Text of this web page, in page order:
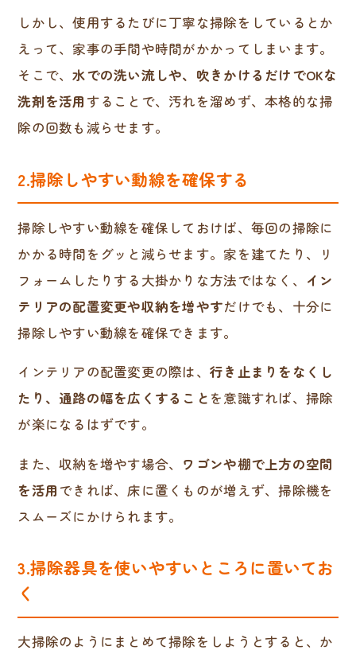
しかし、使用するたびに丁寧な掃除をしているとか
えって、家事の手間や時間がかかってしまいます。
そこで、水での洗い流しや、吹きかけるだけでOKな
洗剤を活用 することで、汚れを溜めず、本格的な掃
除の回数も減らせます。
2.掃除しやすい動線を確保する
掃除しやすい動線を確保しておけば、毎回の掃除に
かかる時間をグッと減らせます。家を建てたり、リ
フォームしたりする大掛かりな方法ではなく、 イン
テリアの配置変更や収納を増やすだけでも、十分に
掃除しやすい動線を確保できます。
インテリアの配置変更の際は、 行き止まりをなくし
たり、通路の幅を広くすることを意識すれば、掃除
が楽になるはずです。
また、収納を増やす場合、 ワゴンや棚で上方の空間
を活用できれば、床に置くものが増えず、掃除機を
スムーズにかけられます。
3.掃除器具を使いやすいところに置いてお
く
大掃除のようにまとめて掃除をしようとすると、か